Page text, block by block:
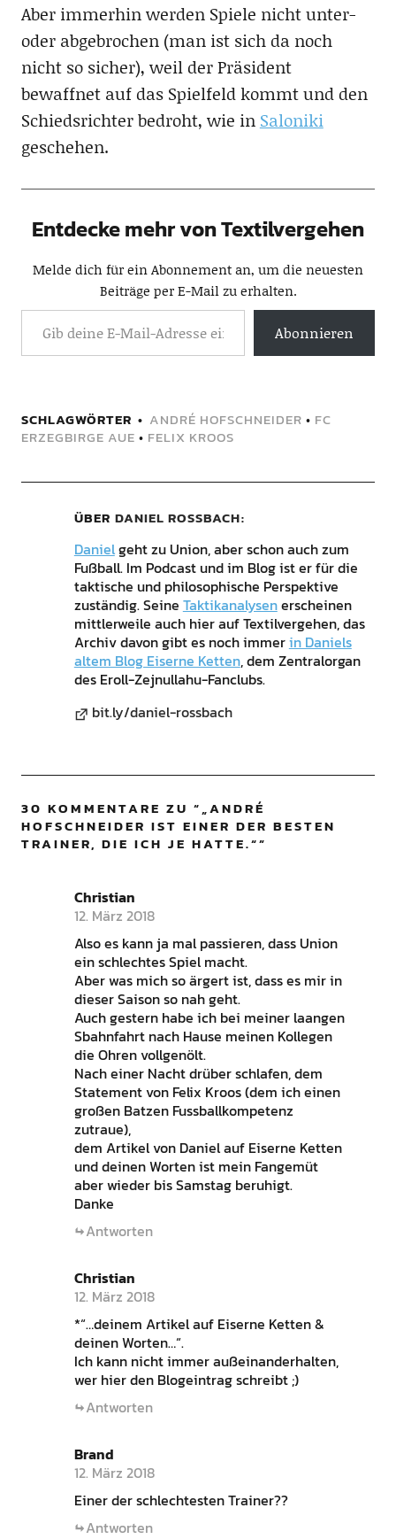
Aber immerhin werden Spiele nicht unter-
oder abgebrochen (man ist sich da noch
nicht so sicher), weil der Präsident
bewaffnet auf das Spielfeld kommt und den
Schiedsrichter bedroht, wie in Saloniki
geschehen.
Entdecke mehr von Textilvergehen
Melde dich für ein Abonnement an, um die neuesten
Beiträge per E-Mail zu erhalten.
Abonnieren
SCHLAGWÖRTER ANDRÉ HOFSCHNEIDER • FC
ERZEGBIRGE AUE • FELIX KROOS
ÜBER DANIEL ROSSBACH
Danielgeht zu Union, aber schon auch zum
Fußball. Im Podcast und im Blog ist er für die
taktische und philosophische Perspektive
zuständig. Seine Taktikanalysenerscheinen
mittlerweile auch hier auf Textilvergehen, das
Archiv davon gibt es noch immerin Daniels
altem Blog Eiserne Ketten, dem Zentralorgan
des Eroll-Zejnullahu-Fanclubs.
bit.ly/daniel-rossbach
30 KOMMENTARE ZU “„ANDRÉ
HOFSCHNEIDER IST EINER DER BESTEN
TRAINER, DIE ICH JE HATTE.“”
Christian
12. März 2018
Also es kann ja mal passieren, dass Union
ein schlechtes Spiel macht.
Aber was mich so ärgert ist, dass es mir in
dieser Saison so nah geht.
Auch gestern habe ich bei meiner laangen
Sbahnfahrt nach Hause meinen Kollegen
die Ohren vollgenölt.
Nach einer Nacht drüber schlafen, dem
Statement von Felix Kroos (dem ich einen
großen Batzen Fussballkompetenz
zutraue),
dem Artikel von Daniel auf Eiserne Ketten
und deinen Worten ist mein Fangemüt
aber wieder bis Samstag beruhigt.
Danke
Antworten
Christian
12. März 2018
*“…deinem Artikel auf Eiserne Ketten &
deinen Worten…“.
Ich kann nicht immer außeinanderhalten,
wer hier den Blogeintrag schreibt ;)
Antworten
Brand
12. März 2018
Einer der schlechtesten Trainer??
Antworten